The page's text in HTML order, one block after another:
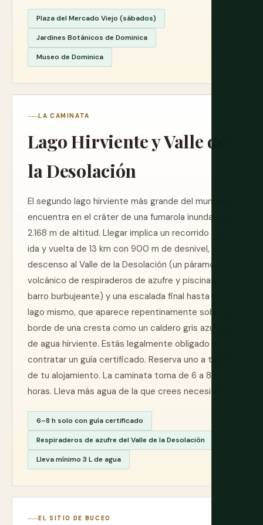
Plaza del Mercado Viejo (sábados)
Jardines Botánicos de Dominica
Museo de Dominica
LA CAMINATA
Lago Hirviente y Valle de
la Desolación
El segundo lago hirviente más grande del mundo se
encuentra en el cráter de una fumarola inundada a
2.168 m de altitud. Llegar implica un recorrido de
ida y vuelta de 13 km con 900 m de desnivel, un
descenso al Valle de la Desolación (un páramo
volcánico de respiraderos de azufre y piscinas de
barro burbujeante) y una escalada final hasta el
lago mismo, que aparece repentinamente sobre el
borde de una cresta como un caldero gris azulado
de agua hirviente. Estás legalmente obligado a
contratar un guía certificado. Reserva uno a través
de tu alojamiento. La caminata toma de 6 a 8
horas. Lleva más agua de la que crees necesitar.
6–8 h solo con guía certificado
Respiraderos de azufre del Valle de la Desolación
Lleva mínimo 3 L de agua
EL SITIO DE BUCEO